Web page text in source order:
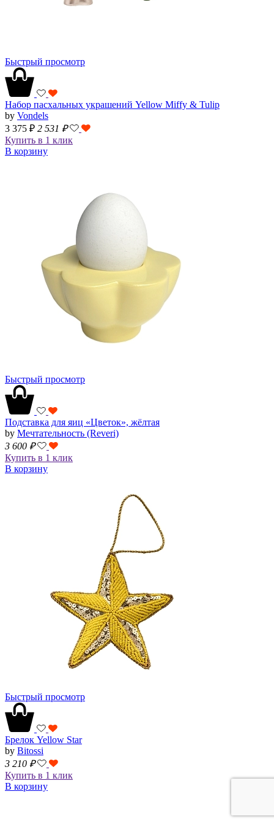
Быстрый просмотр
Набор пасхальных украшений Yellow Miffy & Tulip
by Vondels
3 375 ₽ 2 531 ₽
Купить в 1 клик
В корзину
Быстрый просмотр
Подставка для яиц «Цветок», жёлтая
by Мечтательность (Reveri)
3 600 ₽
Купить в 1 клик
В корзину
Быстрый просмотр
Брелок Yellow Star
by Bitossi
3 210 ₽
Купить в 1 клик
В корзину